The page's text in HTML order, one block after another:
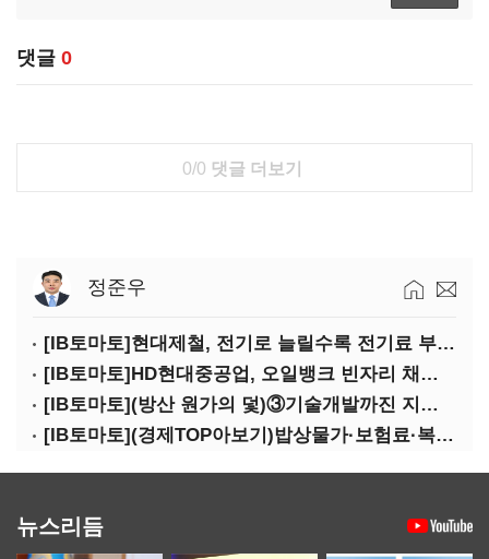
댓글 0
0/0 댓글 더보기
정준우
[IB토마토]현대제철, 전기로 늘릴수록 전기료 부담…저탄소 전환의 역설
[IB토마토]HD현대중공업, 오일뱅크 빈자리 채웠다…그룹 배당 핵심축 부상
[IB토마토](방산 원가의 덫)③기술개발까진 지원…수출은 각자도생
[IB토마토](경제TOP아보기)밥상물가·보험료·복구비…장마가 내미는 청구서
뉴스리듬